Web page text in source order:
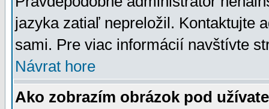
jazyka zatiaľ nepreložil. Kontaktujte
sami. Pre viac informácií navštívte
Návrat hore
Ako zobrazím obrázok pod